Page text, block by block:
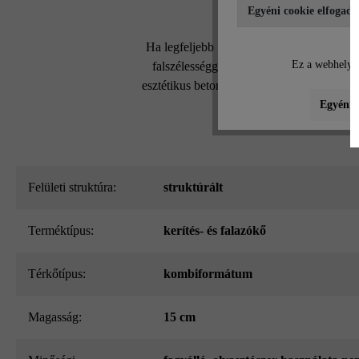
Ha legfeljebb 75 cm (= legfeljebb 5 sor)
falszélességgel rendelkezik, így
esztétikus betonfalak eltakarásához. A
Felületi struktúra: struktúrált
Terméktípus: kerítés- és falazókő
Térkőtípus: kombiformátum
Magasság: 15 cm
Egyéni cookie
Ez a webhely
Egyéni